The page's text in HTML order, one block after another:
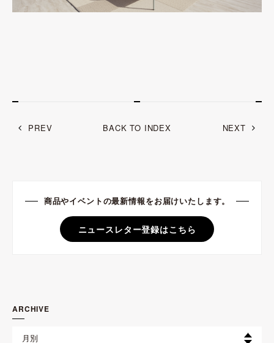
PREV BACK TO INDEX NEXT
商品やイベントの最新情報をお届けいたします。
ニュースレター登録はこちら
ARCHIVE